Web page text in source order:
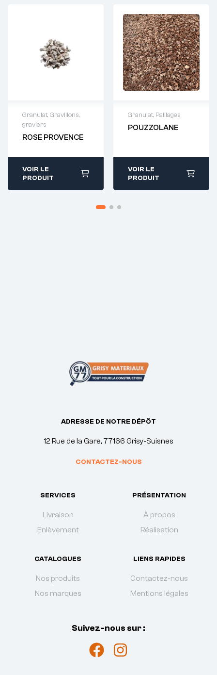
Granulat, Gravillons,
graviers
ROSE PROVENCE
devis : 01 64 88
VOIR LE
PRODUIT
Granulat, Paillages
POUZZOLANE
Demande de
VOIR LE
PRODUIT
ADRESSE DE NOTRE DÉPÔT
12 Rue de la Gare, 77166 Grisy-Suisnes
CONTACTEZ-NOUS
SERVICES
Livraison
Enlèvement
PRÉSENTATION
À propos
Réalisation
CATALOGUES
Nos produits
Nos marques
LIENS RAPIDES
Contactez-nous
Mentions légales
Suivez-nous sur :